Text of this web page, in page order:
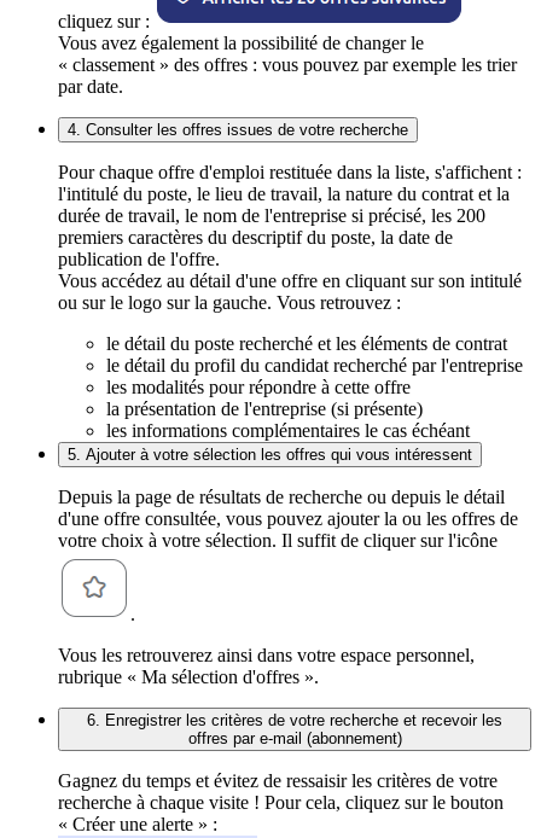
cliquez sur :
Vous avez également la possibilité de changer le
« classement » des offres : vous pouvez par exemple les trier
par date.
4. Consulter les offres issues de votre recherche
Pour chaque offre d'emploi restituée dans la liste, s'affichent :
l'intitulé du poste, le lieu de travail, la nature du contrat et la
durée de travail, le nom de l'entreprise si précisé, les 200
premiers caractères du descriptif du poste, la date de
publication de l'offre.
Vous accédez au détail d'une offre en cliquant sur son intitulé
ou sur le logo sur la gauche. Vous retrouvez :
le détail du poste recherché et les éléments de contrat
le détail du profil du candidat recherché par l'entreprise
les modalités pour répondre à cette offre
la présentation de l'entreprise (si présente)
les informations complémentaires le cas échéant
5. Ajouter à votre sélection les offres qui vous intéressent
Depuis la page de résultats de recherche ou depuis le détail
d'une offre consultée, vous pouvez ajouter la ou les offres de
votre choix à votre sélection. Il suffit de cliquer sur l'icône
.
Vous les retrouverez ainsi dans votre espace personnel,
rubrique « Ma sélection d'offres ».
6. Enregistrer les critères de votre recherche et recevoir les
offres par e-mail (abonnement)
Gagnez du temps et évitez de ressaisir les critères de votre
recherche à chaque visite ! Pour cela, cliquez sur le bouton
« Créer une alerte » :